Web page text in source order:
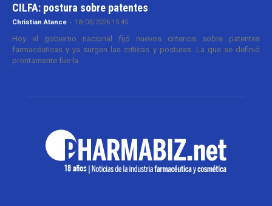
CILFA: postura sobre patentes
Christian Atance - 18/03/2026 15:45
Hoy el gobierno nacional fijó nuevos criterios sobre patentes
farmacéuticas y ya surgen las críticas y posturas. La que se definió
prontamente fue la...